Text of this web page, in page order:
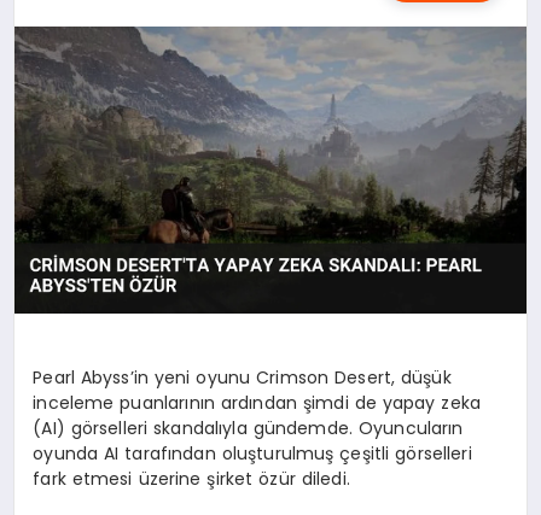
OYUN
RÜYA TABIRLERI
SAĞLIK
TEKNOLOJI
Pearl Abyss’in yeni oyunu Crimson Desert, düşük
inceleme puanlarının ardından şimdi de yapay zeka
(AI) görselleri skandalıyla gündemde. Oyuncuların
oyunda AI tarafından oluşturulmuş çeşitli görselleri
fark etmesi üzerine şirket özür diledi.